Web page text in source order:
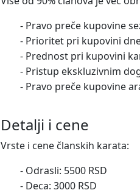
- Pravo preče kupovine
- Prioritet pri kupovini
- Prednost pri kupovini
- Pristup ekskluzivnim
- Pravo preče kupovine
Detalji i cene
Vrste i cene članskih karata:
- Odrasli: 5500 RSD
- Deca: 3000 RSD